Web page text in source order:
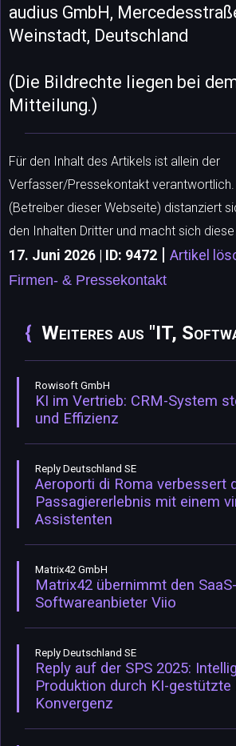
audius GmbH,
Weinstadt, Deutschland
(Die Bildrechte liegen bei
Mitteilung.)
Für den Inhalt des Artikels ist allein der
Verfasser/Pressekontakt
(Betreiber dieser Webseite) distanziert
den Inhalten Dritter und macht sich
17. Juni 2026 | ID: 9472 | Artikel
Firmen- & Pressekontakt
Weiteres aus "IT,
Rowisoft GmbH
KI im Vertrieb: CRM-System
und Effizienz
Reply Deutschland SE
Aeroporti di Roma verbessert
Passagiererlebnis mit einem
Assistenten
Matrix42 GmbH
Matrix42 übernimmt den
Softwareanbieter Viio
Reply Deutschland SE
Reply auf der SPS 2025:
Produktion durch KI-gestützte
Konvergenz